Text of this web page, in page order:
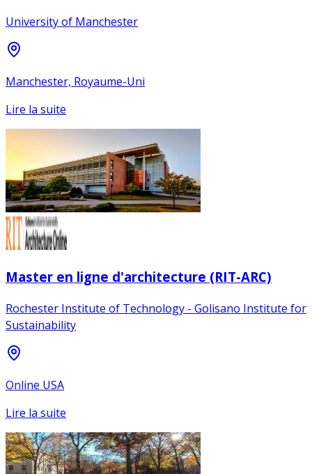
University of Manchester
Manchester, Royaume-Uni
Lire la suite
Master en ligne d'architecture (RIT-ARC)
Rochester Institute of Technology - Golisano Institute for
Sustainability
Online USA
Lire la suite